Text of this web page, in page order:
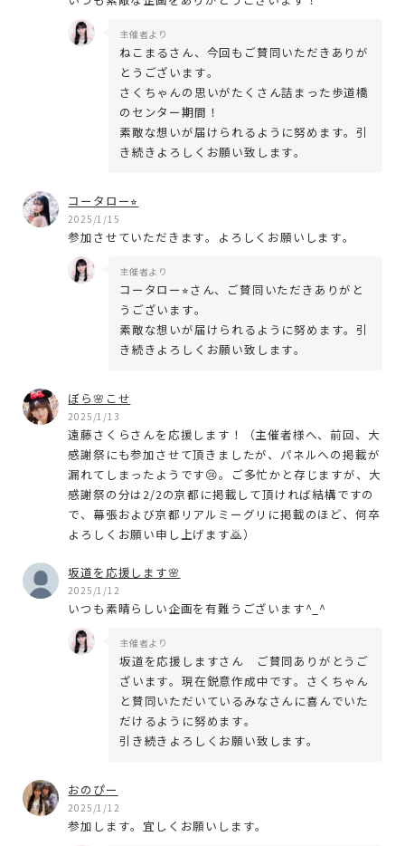
主催者より
ねこまるさん、今回もご賛同いただきありが
とうございます。
さくちゃんの思いがたくさん詰まった歩道橋
のセンター期間！
素敵な想いが届けられるように努めます。引
き続きよろしくお願い致します。
コータロー⭐︎
2025/1/15
参加させていただきます。よろしくお願いします。
主催者より
コータロー⭐︎さん、ご賛同いただきありがと
うございます。
素敵な想いが届けられるように努めます。引
き続きよろしくお願い致します。
ぼら🌸こせ
2025/1/13
遠藤さくらさんを応援します！（主催者様へ、前回、大
感謝祭にも参加させて頂きましたが、パネルへの掲載が
漏れてしまったようです😢。ご多忙かと存じますが、大
感謝祭の分は2/2の京都に掲載して頂ければ結構ですの
で、幕張および京都リアルミーグリに掲載のほど、何卒
よろしくお願い申し上げます🙇）
坂道を応援します🌸
2025/1/12
いつも素晴らしい企画を有難うございます^_^
主催者より
坂道を応援しますさん ご賛同ありがとうご
ざいます。現在鋭意作成中です。さくちゃん
と賛同いただいているみなさんに喜んでいた
だけるように努めます。
引き続きよろしくお願い致します。
おのぴー
2025/1/12
参加します。宜しくお願いします。